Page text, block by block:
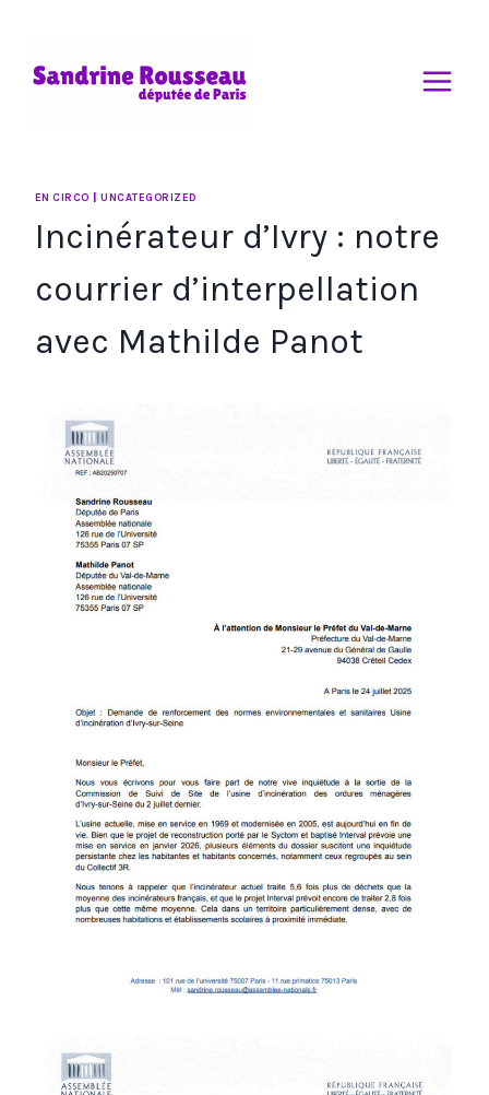
EN CIRCO |UNCATEGORIZED
Incinérateur d’Ivry : notre
courrier d’interpellation
avec Mathilde Panot